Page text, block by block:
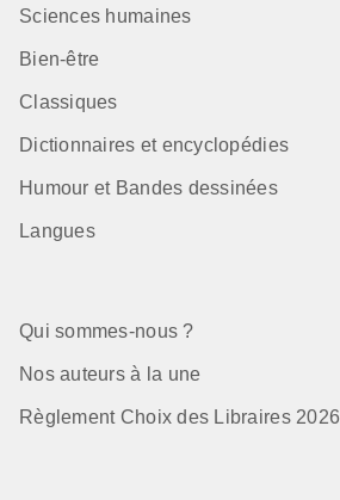
Sciences humaines
Bien-être
Classiques
Dictionnaires et encyclopédies
Humour et Bandes dessinées
Langues
Qui sommes-nous ?
Nos auteurs à la une
Règlement Choix des Libraires 2026